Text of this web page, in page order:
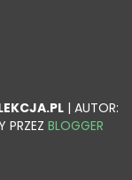
| AUTOR:
PRZEZ BLOGGER